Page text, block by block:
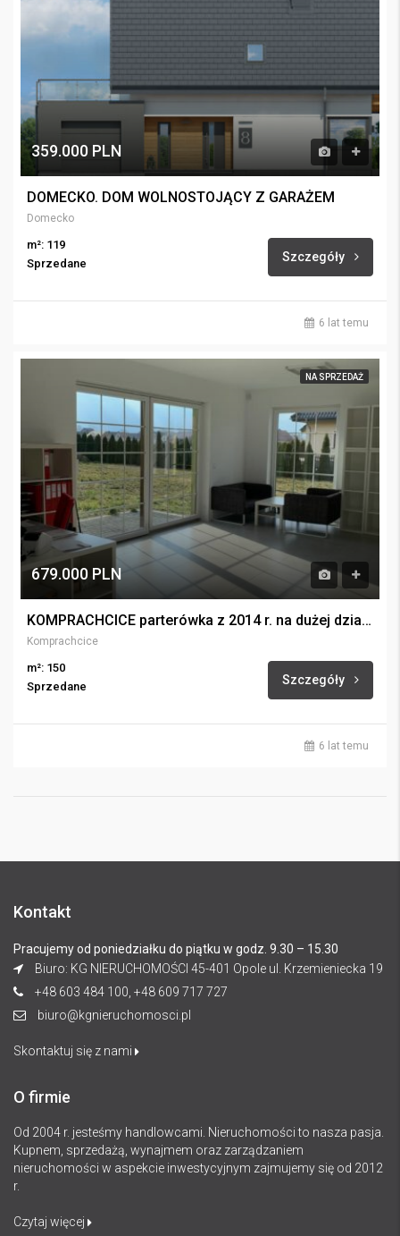
359.000 PLN
DOMECKO. DOM WOLNOSTOJĄCY Z GARAŻEM
Domecko
m²: 119
Sprzedane
Szczegóły
6 lat temu
NA SPRZEDAŻ
679.000 PLN
KOMPRACHCICE parterówka z 2014 r. na dużej działce
Komprachcice
m²: 150
Sprzedane
Szczegóły
6 lat temu
Kontakt
Pracujemy od poniedziałku do piątku w godz. 9.30 – 15.30
Biuro: KG NIERUCHOMOŚCI 45-401 Opole ul. Krzemieniecka 19
+48 603 484 100, +48 609 717 727
biuro@kgnieruchomosci.pl
Skontaktuj się z nami
O firmie
Od 2004 r. jesteśmy handlowcami. Nieruchomości to nasza pasja.
Kupnem, sprzedażą, wynajmem oraz zarządzaniem
nieruchomości w aspekcie inwestycyjnym zajmujemy się od 2012
r.
Czytaj więcej